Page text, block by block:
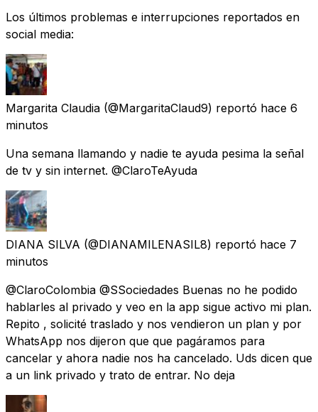
Los últimos problemas e interrupciones reportados en
social media:
Margarita Claudia (@MargaritaClaud9) reportó hace 6
minutos
Una semana llamando y nadie te ayuda pesima la señal
de tv y sin internet. @ClaroTeAyuda
DIANA SILVA (@DIANAMILENASIL8) reportó hace 7
minutos
@ClaroColombia @SSociedades Buenas no he podido
hablarles al privado y veo en la app sigue activo mi plan.
Repito , solicité traslado y nos vendieron un plan y por
WhatsApp nos dijeron que que pagáramos para
cancelar y ahora nadie nos ha cancelado. Uds dicen que
a un link privado y trato de entrar. No deja